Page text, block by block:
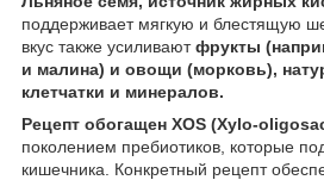
поддерживает мягкую и блестящую
вкус также усиливаютфрукты
и малина) и овощи (морковь),
клетчатки и минералов.
Рецепт обогащен XOS (Xylo-
поколением пребиотиков, которые
кишечника. Конкретный рецепт